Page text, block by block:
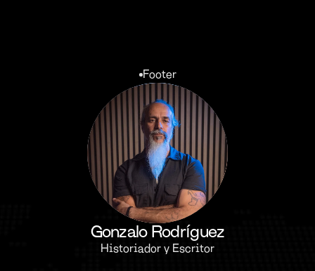
Footer
Gonzalo Rodríguez
Historiador y Escritor